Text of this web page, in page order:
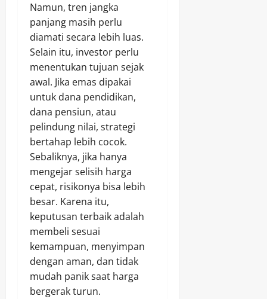
Namun, tren jangka
panjang masih perlu
diamati secara lebih luas.
Selain itu, investor perlu
menentukan tujuan sejak
awal. Jika emas dipakai
untuk dana pendidikan,
dana pensiun, atau
pelindung nilai, strategi
bertahap lebih cocok.
Sebaliknya, jika hanya
mengejar selisih harga
cepat, risikonya bisa lebih
besar. Karena itu,
keputusan terbaik adalah
membeli sesuai
kemampuan, menyimpan
dengan aman, dan tidak
mudah panik saat harga
bergerak turun.